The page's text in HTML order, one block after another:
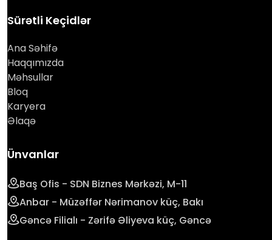
Sürətli Keçidlər
Ana Səhifə
Haqqımızda
Məhsullar
Bloq
Karyera
Əlaqə
Ünvanlar
Baş Ofis - SDN Biznes Mərkəzi, M-11
Anbar - Müzəffər Nərimanov küç, Bakı
Gəncə Filialı - Zərifə Əliyeva küç, Gəncə